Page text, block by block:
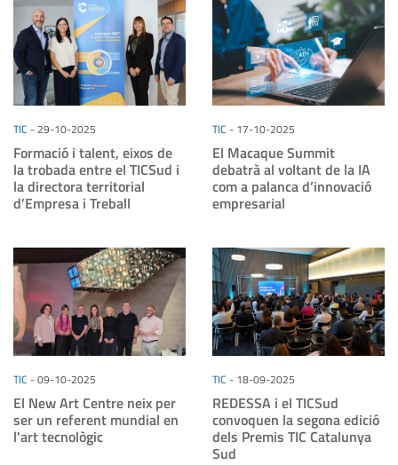
TIC -29-10-2025
Formació i talent, eixos de
la trobada entre el TICSud i
la directora territorial
d’Empresa i Treball
TIC - 17-10-2025
El Macaque Summit
debatrà al voltant de la IA
com a palanca d’innovació
empresarial
TIC -09-10-2025
El New Art Centre neix per
ser un referent mundial en
l'art tecnològic
TIC - 18-09-2025
REDESSA i el TICSud
convoquen la segona edició
dels Premis TIC Catalunya
Sud